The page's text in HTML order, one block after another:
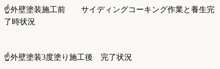
☝️外壁塗装施工前 サイディングコーキング作業と養生完
了時状況
☝️外壁塗装3度塗り施工後 完了状況